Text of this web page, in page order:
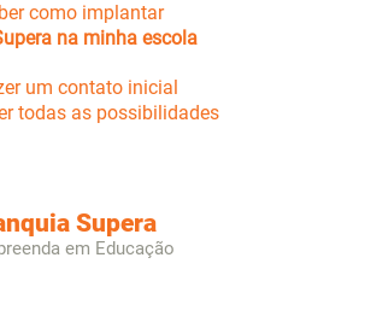
como implantar
na minha escola
um contato inicial
todas as possibilidades
Supera
em Educação